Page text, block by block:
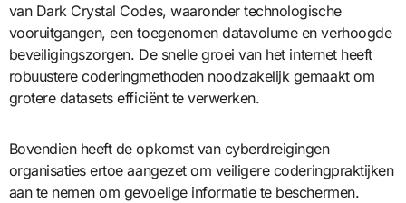
van Dark Crystal Codes, waaronder technologische
vooruitgangen, een toegenomen datavolume en verhoogde
beveiligingszorgen. De snelle groei van het internet heeft
robuustere coderingmethoden noodzakelijk gemaakt om
grotere datasets efficiënt te verwerken.
Bovendien heeft de opkomst van cyberdreigingen
organisaties ertoe aangezet om veiligere coderingpraktijken
aan te nemen om gevoelige informatie te beschermen.